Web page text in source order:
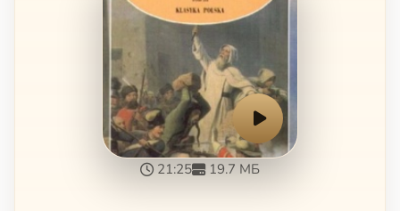
21:25 19.7 МБ